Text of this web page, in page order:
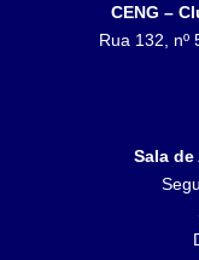
CENG –
Rua 132, nº
Sala